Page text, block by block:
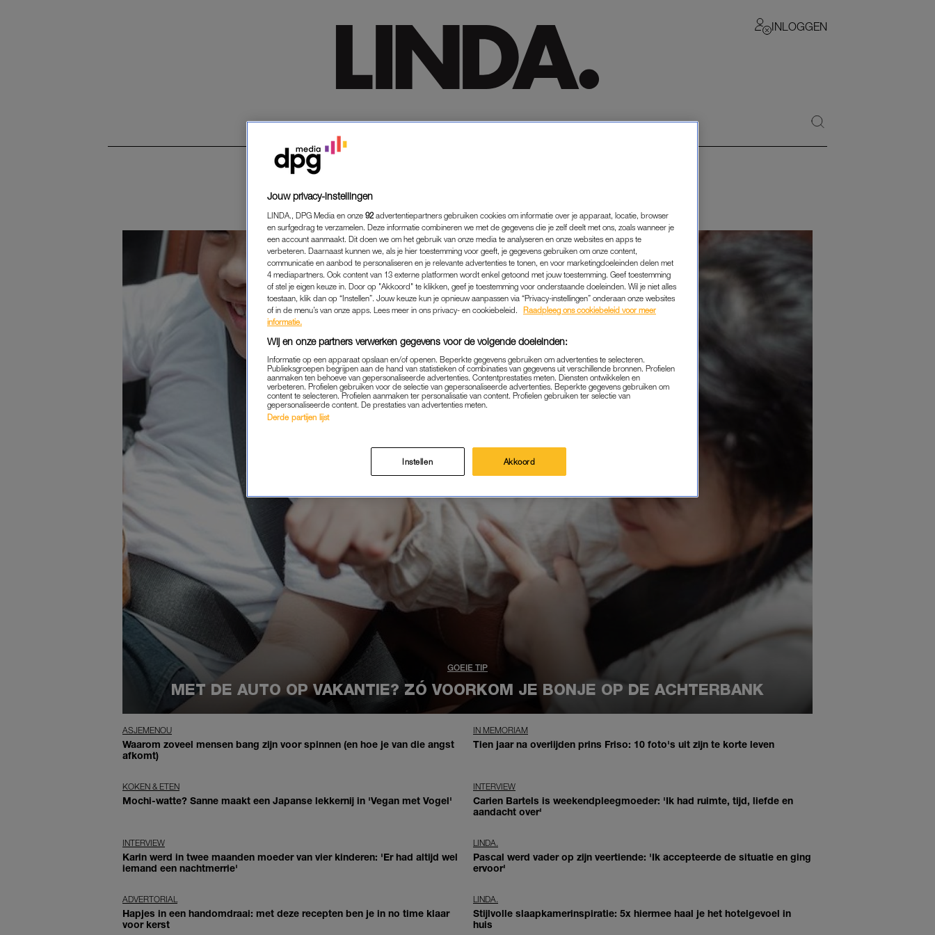
INLOGGEN
GOEIE TIP
MET DE AUTO OP VAKANTIE? ZÓ VOORKOM JE BONJE OP DE ACHTERBANK
ASJEMENOU
Waarom zoveel mensen bang zijn voor spinnen (en hoe je van die angst
afkomt)
IN MEMORIAM
Tien jaar na overlijden prins Friso: 10 foto's uit zijn te korte leven
KOKEN & ETEN
Mochi-watte? Sanne maakt een Japanse lekkernij in 'Vegan met Vogel'
INTERVIEW
Carien Bartels is weekendpleegmoeder: 'Ik had ruimte, tijd, liefde en
aandacht over'
INTERVIEW
Karin werd in twee maanden moeder van vier kinderen: 'Er had altijd wel
iemand een nachtmerrie'
LINDA.
Pascal werd vader op zijn veertiende: 'Ik accepteerde de situatie en ging
ervoor'
ADVERTORIAL
Hapjes in een handomdraai: met deze recepten ben je in no time klaar
voor kerst
LINDA.
Stijlvolle slaapkamerinspiratie: 5x hiermee haal je het hotelgevoel in
huis
Jouw privacy-instellingen
LINDA., DPG Media en onze 92 advertentiepartners gebruiken cookies om informatie over je apparaat, locatie, browser
en surfgedrag te verzamelen. Deze informatie combineren we met de gegevens die je zelf deelt met ons, zoals wanneer je
een account aanmaakt. Dit doen we om het gebruik van onze media te analyseren en onze websites en apps te
verbeteren. Daarnaast kunnen we, als je hier toestemming voor geeft, je gegevens gebruiken om onze content,
communicatie en aanbod te personaliseren en je relevante advertenties te tonen, en voor marketingdoeleinden delen met
4 mediapartners. Ook content van 13 externe platformen wordt enkel getoond met jouw toestemming. Geef toestemming
of stel je eigen keuze in. Door op "Akkoord" te klikken, geef je toestemming voor onderstaande doeleinden. Wil je niet alles
toestaan, klik dan op “Instellen”. Jouw keuze kun je opnieuw aanpassen via “Privacy-instellingen” onderaan onze websites
of in de menu’s van onze apps. Lees meer in ons privacy- en cookiebeleid.
Raadpleeg ons cookiebeleid voor meer
informatie.
Wij en onze partners verwerken gegevens voor de volgende doeleinden:
Informatie op een apparaat opslaan en/of openen. Beperkte gegevens gebruiken om advertenties te selecteren.
Publieksgroepen begrijpen aan de hand van statistieken of combinaties van gegevens uit verschillende bronnen. Profielen
aanmaken ten behoeve van gepersonaliseerde advertenties. Contentprestaties meten. Diensten ontwikkelen en
verbeteren. Profielen gebruiken voor de selectie van gepersonaliseerde advertenties. Beperkte gegevens gebruiken om
content te selecteren. Profielen aanmaken ter personalisatie van content. Profielen gebruiken ter selectie van
gepersonaliseerde content. De prestaties van advertenties meten.
Derde partijen lijst
Instellen Akkoord